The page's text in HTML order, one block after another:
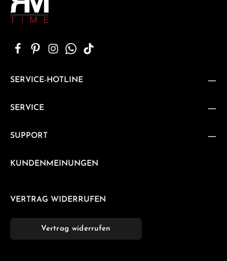
SERVICE-HOTLINE
SERVICE
SUPPORT
KUNDENMEINUNGEN
VERTRAG WIDERRUFEN
Vertrag widerrufen